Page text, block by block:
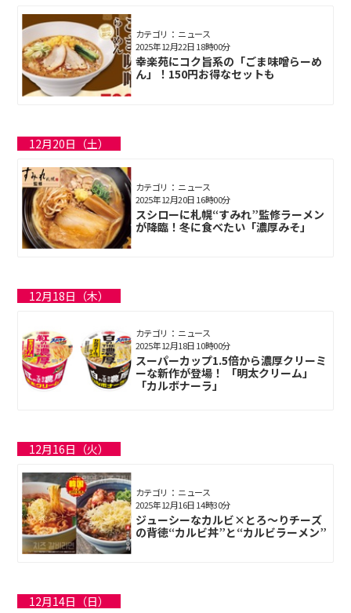
カテゴリ： ニュース
幸楽苑にコク旨系の「ごま味噌らーめ
ん」！150円お得なセットも
2025年12月22日 18時00分
12月20日（土）
カテゴリ： ニュース
スシローに札幌“すみれ”監修ラーメン
が降臨！冬に食べたい「濃厚みそ」
2025年12月20日 16時00分
12月18日（木）
カテゴリ： ニュース
スーパーカップ1.5倍から濃厚クリーミ
ーな新作が登場！ 「明太クリーム」
「カルボナーラ」
2025年12月18日 10時00分
12月16日（火）
カテゴリ： ニュース
ジューシーなカルビ×とろ〜りチーズ
の背徳“カルビ丼”と“カルビラーメン”
2025年12月16日 14時30分
12月14日（日）